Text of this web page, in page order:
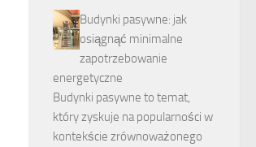
Budynki pasywne: jak
osiągnąć minimalne
zapotrzebowanie
energetyczne
Budynki pasywne to temat,
który zyskuje na popularności w
kontekście zrównoważonego